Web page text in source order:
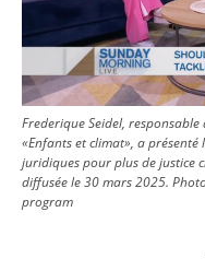
Frederique Seidel,
«Enfants et climat», a présenté
juridiques pour plus de justice
diffusée le 30 mars 2025.
program